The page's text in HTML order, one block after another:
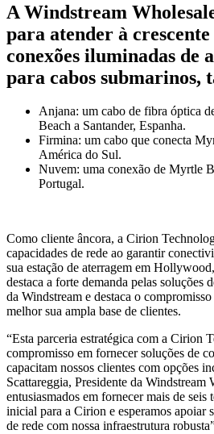
A Windstream
para atender à
conexões iluminadas de
para cabos submarinos,
Anjana: um cabo de fibra óptica
Beach a Santander, Espanha.
Firmina: um cabo que conecta
América do Sul.
Nuvem: uma conexão de Myrtle
Portugal.
Como cliente âncora, a Cirion
capacidades de rede ao garantir
sua estação de aterragem em
destaca a forte demanda pelas soluções
da Windstream e destaca o
melhor sua ampla base de clientes.
“Esta parceria estratégica com a Cirion
compromisso em fornecer soluções de
capacitam nossos clientes com opções
Scattareggia, Presidente da Windstream
entusiasmados em fornecer mais de seis
inicial para a Cirion e esperamos apoiar
de rede com nossa infraestrutura